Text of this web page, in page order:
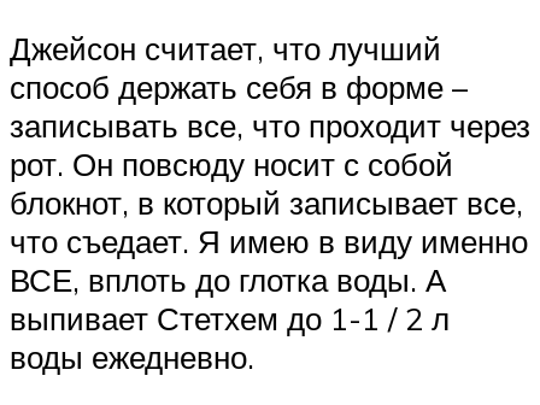
Джейсон считает, что лучший
способ держать себя в форме –
записывать все, что проходит через
рот. Он повсюду носит с собой
блокнот, в который записывает все,
что съедает. Я имею в виду именно
ВСЕ, вплоть до глотка воды. А
выпивает Стетхем до 1-1 / 2 л
воды ежедневно.